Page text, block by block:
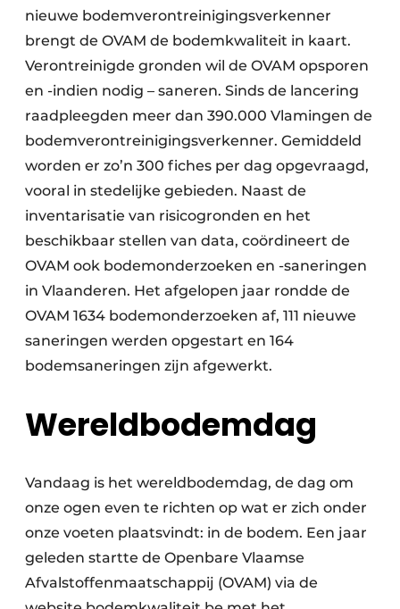
Zeven & Brekers
Bedrijfsafval
Bouw & Sloopafval
Glasrecyclage
Houtafval
Kunststofafval
Medisch afval
Metaalrecyclage
Papierafval
nieuwe bodemverontreinigingsverkenner
brengt de OVAM de bodemkwaliteit in kaart.
Verontreinigde gronden wil de OVAM opsporen
en -indien nodig – saneren. Sinds de lancering
raadpleegden meer dan 390.000 Vlamingen de
bodemverontreinigingsverkenner. Gemiddeld
worden er zo’n 300 fiches per dag opgevraagd,
vooral in stedelijke gebieden. Naast de
inventarisatie van risicogronden en het
beschikbaar stellen van data, coördineert de
OVAM ook bodemonderzoeken en -saneringen
in Vlaanderen. Het afgelopen jaar rondde de
OVAM 1634 bodemonderzoeken af, 111 nieuwe
saneringen werden opgestart en 164
bodemsaneringen zijn afgewerkt.
Wereldbodemdag
Vandaag is het wereldbodemdag, de dag om
onze ogen even te richten op wat er zich onder
onze voeten plaatsvindt: in de bodem. Een jaar
geleden startte de Openbare Vlaamse
Afvalstoffenmaatschappij (OVAM) via de